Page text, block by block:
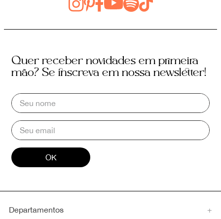
Quer receber novidades em primeira
mão? Se inscreva em nossa newsletter!
OK
Departamentos +